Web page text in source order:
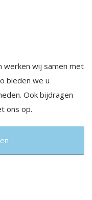
werken wij samen met
bieden we u
Ook bijdragen
ons op.